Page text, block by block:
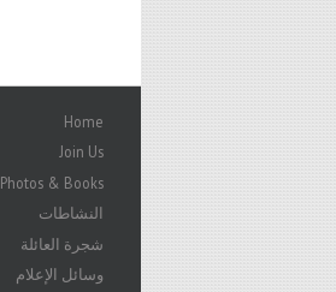
Home
Join Us
Photos & Books
النشاطات
شجرة العائلة
وسائل الإعلام